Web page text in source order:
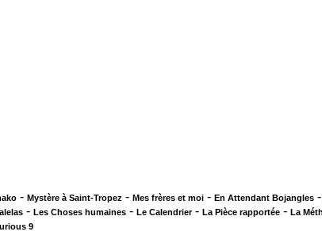
- Mystère à Saint-Tropez - Mes frères et moi - En Attendant Bojangles -
- Les Choses humaines - Le Calendrier- La Pièce rapportée - La
9